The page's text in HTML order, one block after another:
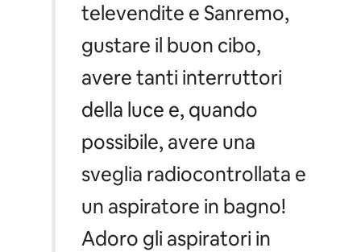
televendite e Sanremo,
gustare il buon cibo,
avere tanti interruttori
della luce e, quando
possibile, avere una
sveglia radiocontrollata e
un aspiratore in bagno!
Adoro gli aspiratori in